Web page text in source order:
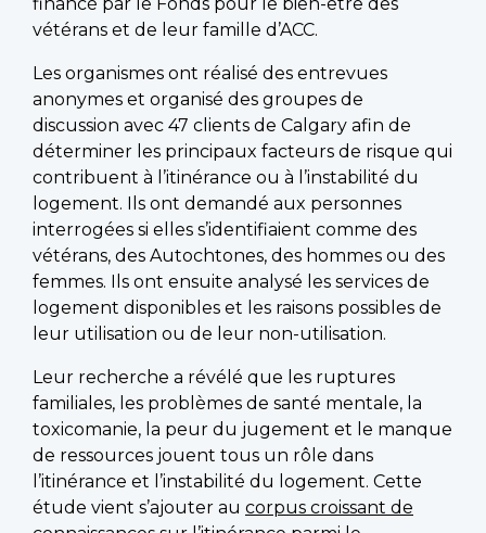
vétérans et de leur famille d’ACC.
Les organismes ont réalisé des entrevues
anonymes et organisé des groupes de
discussion avec 47 clients de Calgary afin de
déterminer les principaux facteurs de risque qui
contribuent à l’itinérance ou à l’instabilité du
logement. Ils ont demandé aux personnes
interrogées si elles s’identifiaient comme des
vétérans, des Autochtones, des hommes ou des
femmes. Ils ont ensuite analysé les services de
logement disponibles et les raisons possibles de
leur utilisation ou de leur non-utilisation.
Leur recherche a révélé que les ruptures
familiales, les problèmes de santé mentale, la
toxicomanie, la peur du jugement et le manque
de ressources jouent tous un rôle dans
l’itinérance et l’instabilité du logement. Cette
étude vient s’ajouter au corpus croissant de